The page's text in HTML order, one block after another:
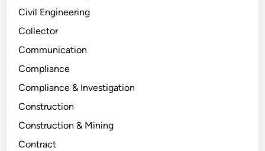
Civil Engineering
Collector
Communication
Compliance
Compliance & Investigation
Construction
Construction & Mining
Contract